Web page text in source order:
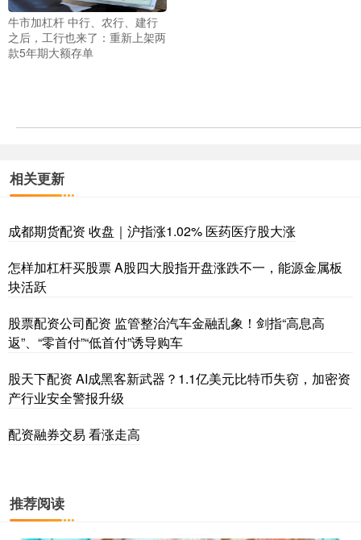
牛市加杠杆 中行、农行、建行
之后，工行也来了：重新上架两
款5年期大额存单
相关更新
成都期货配资 收盘｜沪指涨1.02% 医药医疗股大涨
怎样加杠杆买股票 A股四大股指开盘涨跌不一，能源金属板
块活跃
股票配资公司配资 监管整治汽车金融乱象！剑指“高息高
返”、“零首付”“低首付”诱导购车
股天下配资 AI成黑客新武器？1.1亿美元比特币失窃，加密资
产行业安全警报升级
配资融券交易 看涨走高
推荐阅读